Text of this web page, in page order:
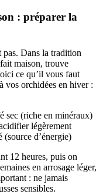
: préparer la
pas. Dans la tradition
maison, trouve
ce qu’il vous faut
vos orchidées en hiver :
sec (riche en minéraux)
légèrement
d’énergie)
12 heures, puis on
en arrosage léger,
: ne jamais
sensibles.